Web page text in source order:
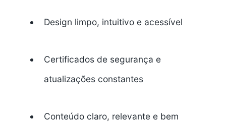
Design limpo, intuitivo e acessível
Certificados de segurança e
atualizações constantes
Conteúdo claro, relevante e bem